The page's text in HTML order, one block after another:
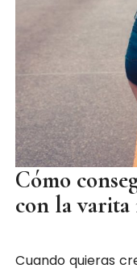
Cómo
con la
Cuando quieras